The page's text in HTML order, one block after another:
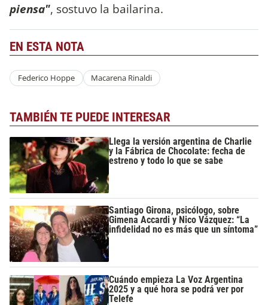
piensa", sostuvo la bailarina.
EN ESTA NOTA
Federico Hoppe Macarena Rinaldi
TAMBIÉN TE PUEDE INTERESAR
Llega la versión argentina de Charlie
y la Fábrica de Chocolate: fecha de
estreno y todo lo que se sabe
Santiago Girona, psicólogo, sobre
Gimena Accardi y Nico Vázquez: “La
infidelidad no es más que un síntoma”
Cuándo empieza La Voz Argentina
2025 y a qué hora se podrá ver por
Telefe